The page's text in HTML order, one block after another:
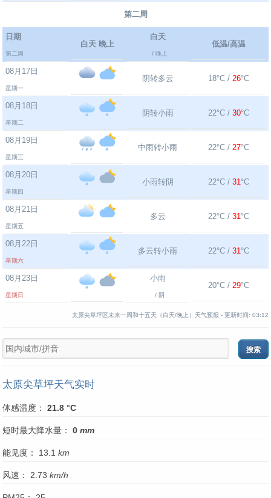
第二周
日期
第二周
白天 晚上
白天
/ 晚上
低温/高温
08月17日
星期一
阴转多云 18°C / 26°C
08月18日
星期二
阴转小雨 22°C / 30°C
08月19日
星期三
中雨转小雨 22°C / 27°C
08月20日
星期四
小雨转阴 22°C / 31°C
08月21日
星期五
多云 22°C / 31°C
08月22日
星期六
多云转小雨 22°C / 31°C
08月23日
星期日
小雨
/ 阴
20°C / 29°C
太原尖草坪区未来一周和十五天（白天/晚上）天气预报 - 更新时间: 03:12
太原尖草坪天气实时
体感温度： 21.8 °C
短时最大降水量： 0 mm
能见度： 13.1 km
风速： 2.73 km/h